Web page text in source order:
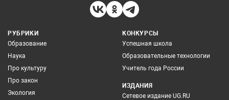
РУБРИКИ
Образование
Наука
Про культуру
Про закон
Экология
КОНКУРСЫ
Успешная школа
Образовательные технологии
Учитель года России
ИЗДАНИЯ
Сетевое издание UG.RU